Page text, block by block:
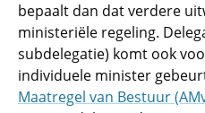
bepaalt dan dat verdere
ministeriële regeling.
subdelegatie) komt ook
individuele minister
Maatregel van Bestuur